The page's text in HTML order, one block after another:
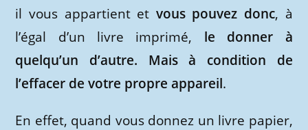
il vous appartient et vous pouvez donc, à
l’égal d’un livre imprimé, le donner à
quelqu’un d’autre. Mais à condition de
l’effacer de votre propre appareil.
En effet, quand vous donnez un livre papier,